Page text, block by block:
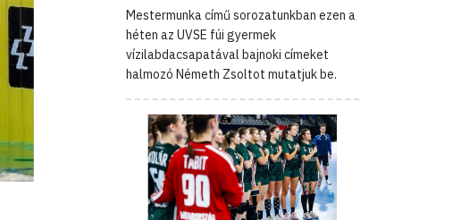
Mestermunka című sorozatunkban ezen a
héten az UVSE fúi gyermek
vízilabdacsapatával bajnoki címeket
halmozó Németh Zsoltot mutatjuk be.